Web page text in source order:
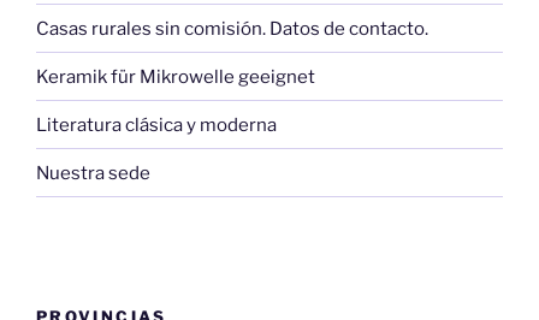
Casas rurales sin comisión. Datos de contacto.
Keramik für Mikrowelle geeignet
Literatura clásica y moderna
Nuestra sede